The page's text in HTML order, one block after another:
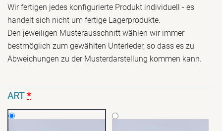
Wir fertigen jedes konfigurierte Produkt individuell - es
handelt sich nicht um fertige Lagerprodukte.
Den jeweiligen Musterausschnitt wählen wir immer
bestmöglich zum gewählten Unterleder, so dass es zu
Abweichungen zu der Musterdarstellung kommen kann.
ART *